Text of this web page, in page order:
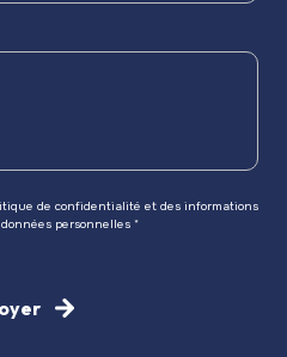
de confidentialité et des informations
personnelles *